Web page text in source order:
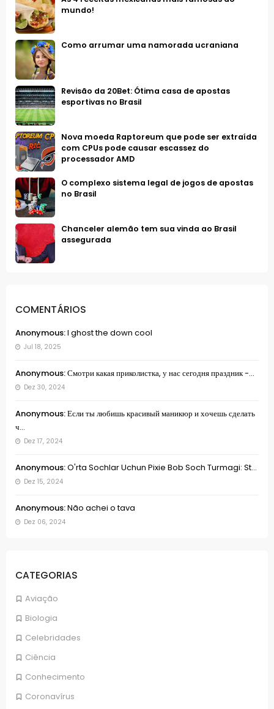
COMENTÁRIOS
Anonymous:I ghost the down cool
Jul 18, 2025
Anonymous:Смотри какая приколистка, у нас сегодня праздник -...
Dez 30, 2024
Anonymous:Если ты любишь красивый маникюр и хочешь сделать
ч...
Dez 17, 2024
Anonymous:O'rta Sochlar Uchun Pixie Bob Soch Turmagi: St...
Dez 15, 2024
Anonymous:Não achei o tava
Dez 06, 2024
CATEGORIAS
Aviação
Biologia
Celebridades
Ciência
Conhecimento
Coronavírus
mundo!
Como arrumar uma namorada ucraniana
Revisão da 20Bet: Ótima casa de apostas
esportivas no Brasil
Nova moeda Raptoreum que pode ser extraída
com CPUs pode causar escassez do
processador AMD
O complexo sistema legal de jogos de apostas
no Brasil
Chanceler alemão tem sua vinda ao Brasil
assegurada